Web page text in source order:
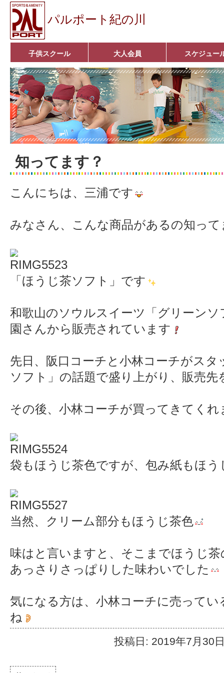
パルポート紀の川
子供スクール
ベビーコース
幼児コース
小学生コース
育成コース
選手コース
キッズパーク(体操教室)
子どもダンス教室
■入会案内■
大人会員
アクア悠々クラブ
いきいきコース
■入会案内■
スケジュー
知ってます？
こんにちは、三浦です
みなさん、こんな商品があるの知って
「ほうじ茶ソフト」です
和歌山のソウルスイーツ「グリーン
園さんから販売されています
先日、阪口コーチと小林コーチがス
ソフト」の話題で盛り上がり、販売先
その後、小林コーチが買ってきてくれ
袋もほうじ茶色ですが、包み紙もほう
当然、クリーム部分もほうじ茶色
味はと言いますと、そこまでほうじ
あっさりさっぱりした味わいでした
気になる方は、小林コーチに売って
ね
投稿日: 2019年7月30